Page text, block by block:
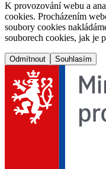
K provozování webu a
cookies. Procházením
soubory cookies
souborech cookies, jak je
Odmítnout Souhlasím